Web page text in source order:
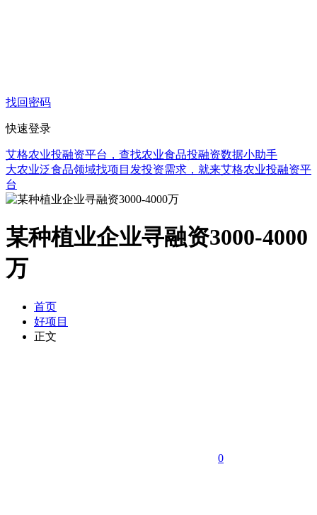
找回密码
快速登录
艾格农业投融资平台，查找农业食品投融资数据小助手
大农业泛食品领域找项目发投资需求，就来艾格农业投融资平
台
某种植业企业寻融资3000-4000
万
首页
好项目
正文
0